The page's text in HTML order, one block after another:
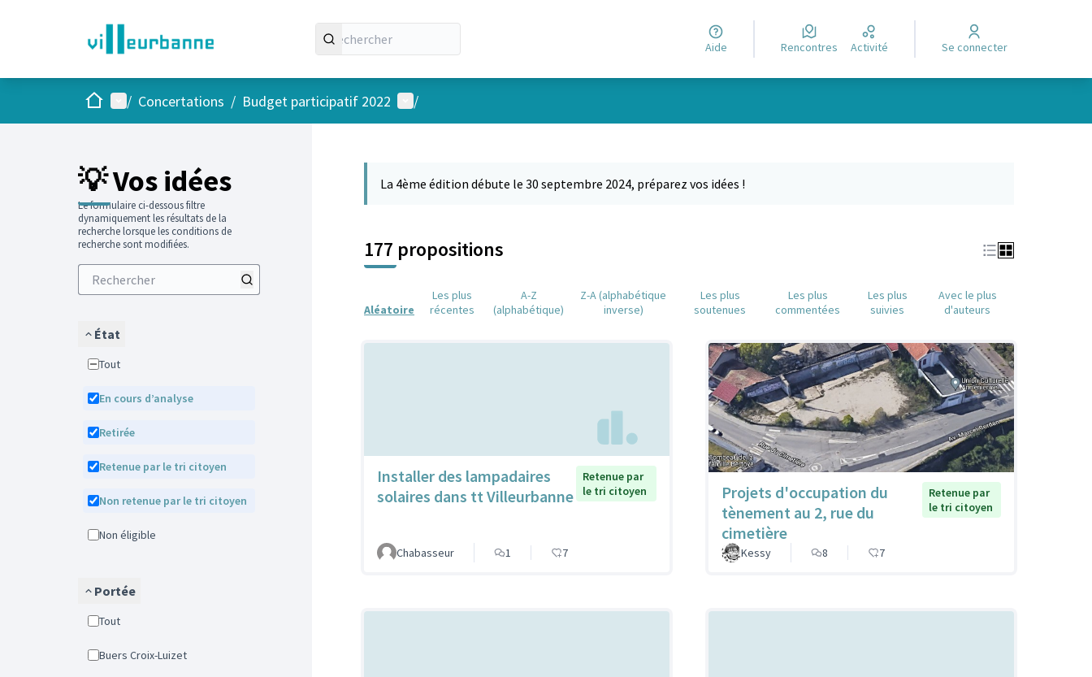
Aide Rencontres Activité Se connecter
AccueilMenu principal
/ Concertations / Budget participatif 2022 Menu utilisateur
/
💡 Vos idées
Le formulaire ci-dessous filtre
dynamiquement les résultats de la
recherche lorsque les conditions de
recherche sont modifiées.
État
Tout
En cours d’analyse
Retirée
Retenue par le tri citoyen
Non retenue par le tri citoyen
Non éligible
Portée
Tout
Buers Croix-Luizet
La 4ème édition débute le 30 septembre 2024, préparez vos idées !
177 propositions
Aléatoire
Les plus
récentes
A-Z
(alphabétique)
Z-A (alphabétique
inverse)
Les plus
soutenues
Les plus
commentées
Les plus
suivies
Avec le plus
d'auteurs
Installer des lampadaires
solaires dans tt Villeurbanne
Retenue par
le tri citoyen
Chabasseur 1 7
Projets d'occupation du
tènement au 2, rue du
cimetière
Retenue par
le tri citoyen
Kessy 8 7